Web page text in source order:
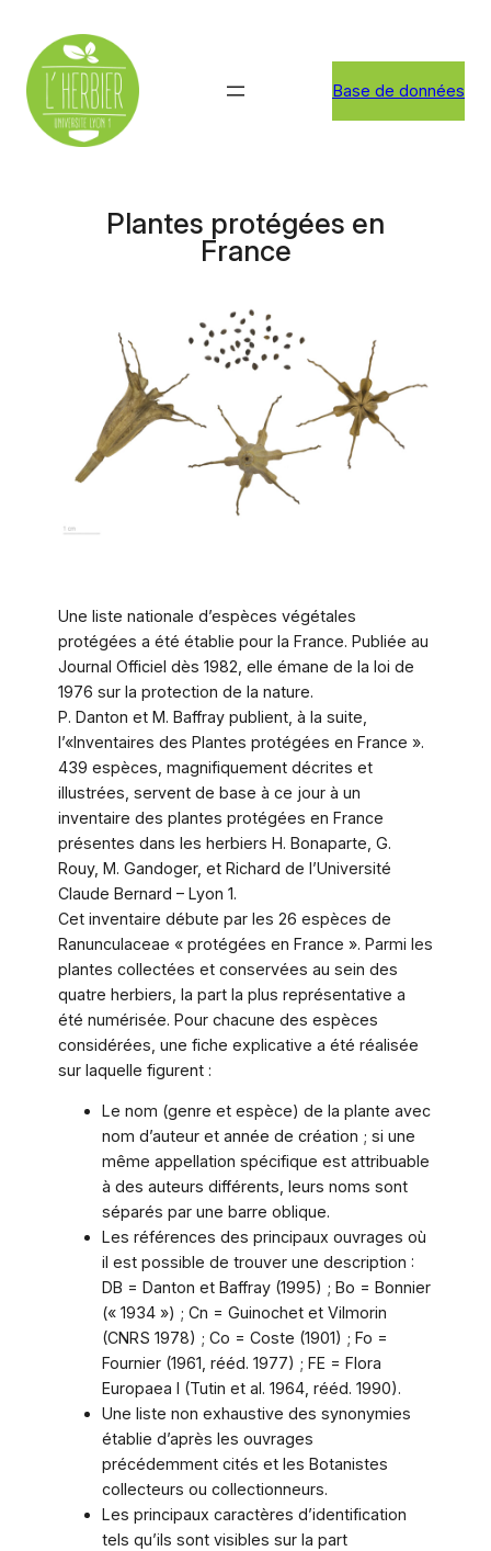
contenu
Base de données
Plantes protégées en
France
Une liste nationale d’espèces végétales
protégées a été établie pour la France. Publiée au
Journal Officiel dès 1982, elle émane de la loi de
1976 sur la protection de la nature.
P. Danton et M. Baffray publient, à la suite,
l’«Inventaires des Plantes protégées en France ».
439 espèces, magnifiquement décrites et
illustrées, servent de base à ce jour à un
inventaire des plantes protégées en France
présentes dans les herbiers H. Bonaparte, G.
Rouy, M. Gandoger, et Richard de l’Université
Claude Bernard – Lyon 1.
Cet inventaire débute par les 26 espèces de
Ranunculaceae « protégées en France ». Parmi les
plantes collectées et conservées au sein des
quatre herbiers, la part la plus représentative a
été numérisée. Pour chacune des espèces
considérées, une fiche explicative a été réalisée
sur laquelle figurent :
Le nom (genre et espèce) de la plante avec
nom d’auteur et année de création ; si une
même appellation spécifique est attribuable
à des auteurs différents, leurs noms sont
séparés par une barre oblique.
Les références des principaux ouvrages où
il est possible de trouver une description :
DB = Danton et Baffray (1995) ; Bo = Bonnier
(« 1934 ») ; Cn = Guinochet et Vilmorin
(CNRS 1978) ; Co = Coste (1901) ; Fo =
Fournier (1961, rééd. 1977) ; FE = Flora
Europaea I (Tutin et al. 1964, rééd. 1990).
Une liste non exhaustive des synonymies
établie d’après les ouvrages
précédemment cités et les Botanistes
collecteurs ou collectionneurs.
Les principaux caractères d’identification
tels qu’ils sont visibles sur la part